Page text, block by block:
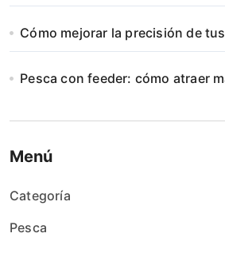
Cómo mejorar la precisión de
Pesca con feeder: cómo atraer
Menú
Categoría
Pesca